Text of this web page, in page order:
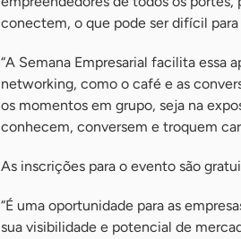
conectem, o que pode ser difícil
“A Semana Empresarial facilita essa
networking, como o café e as
os momentos em grupo, seja na
conhecem, conversem e troquem
As inscrições para o evento são
“É uma oportunidade para as
sua visibilidade e potencial de